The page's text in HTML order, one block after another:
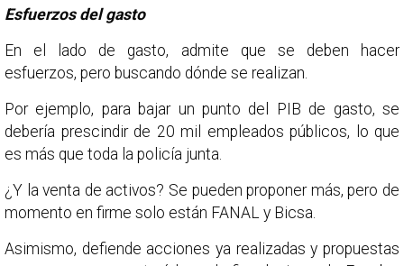
Esfuerzos del gasto
En el lado de gasto, admite que se deben hacer
esfuerzos, pero buscando dónde se realizan.
Por ejemplo, para bajar un punto del PIB de gasto, se
debería prescindir de 20 mil empleados públicos, lo que
es más que toda la policía junta.
¿Y la venta de activos? Se pueden proponer más, pero de
momento en firme solo están FANAL y Bicsa.
Asimismo, defiende acciones ya realizadas y propuestas